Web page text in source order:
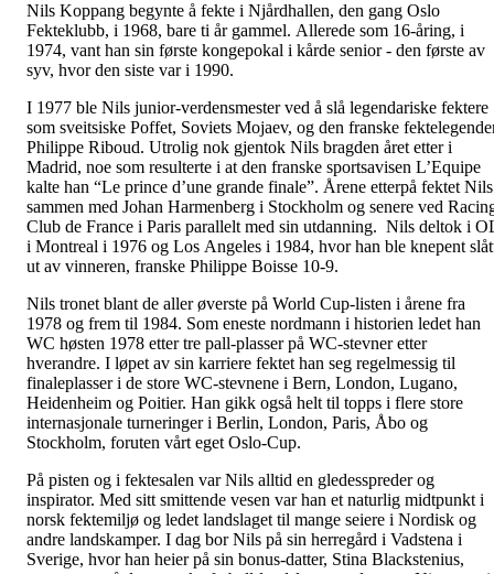
Nils Koppang begynte å fekte i Njårdhallen, den gang Oslo
Fekteklubb, i 1968, bare ti år gammel. Allerede som 16-åring, i
1974, vant han sin første kongepokal i kårde senior - den første av
syv, hvor den siste var i 1990.
I 1977 ble Nils junior-verdensmester ved å slå legendariske fektere
som sveitsiske Poffet, Soviets Mojaev, og den franske
Philippe Riboud. Utrolig nok gjentok Nils bragden året etter i
Madrid, noe som resulterte i at den franske sportsavisen L’Equipe
kalte han “Le prince d’une grande finale”. Årene etterpå fektet Nils
sammen med Johan Harmenberg i Stockholm og senere ved
Club de France i Paris parallelt med sin utdanning. Nils deltok i
i Montreal i 1976 og Los Angeles i 1984, hvor han ble knepent
ut av vinneren, franske Philippe Boisse 10-9.
Nils tronet blant de aller øverste på World Cup-listen i årene fra
1978 og frem til 1984. Som eneste nordmann i historien ledet han
WC høsten 1978 etter tre pall-plasser på WC-stevner etter
hverandre. I løpet av sin karriere fektet han seg regelmessig til
finaleplasser i de store WC-stevnene i Bern, London, Lugano,
Heidenheim og Poitier. Han gikk også helt til topps i flere store
internasjonale turneringer i Berlin, London, Paris, Åbo og
Stockholm, foruten vårt eget Oslo-Cup.
På pisten og i fektesalen var Nils alltid en gledesspreder og
inspirator. Med sitt smittende vesen var han et naturlig midtpunkt i
norsk fektemiljø og ledet landslaget til mange seiere i Nordisk og
andre landskamper. I dag bor Nils på sin herregård i Vadstena i
Sverige, hvor han heier på sin bonus-datter, Stina Blackstenius,